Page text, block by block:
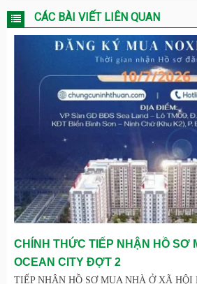
CÁC BÀI VIẾT LIÊN QUAN
CHÍNH THỨC TIẾP NHẬN HỒ SƠ
OCEAN CITY ĐỢT 2
TIẾP NHẬN HỒ SƠ MUA NHÀ Ở XÃ HỘI